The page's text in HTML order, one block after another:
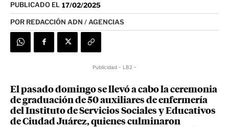
PUBLICADO EL 17/02/2025
POR REDACCIÓN ADN / AGENCIAS
Publicidad - LB2 -
El pasado domingo se llevó a cabo la ceremonia
de graduación de 50 auxiliares de enfermería
del Instituto de Servicios Sociales y Educativos
de Ciudad Juárez, quienes culminaron